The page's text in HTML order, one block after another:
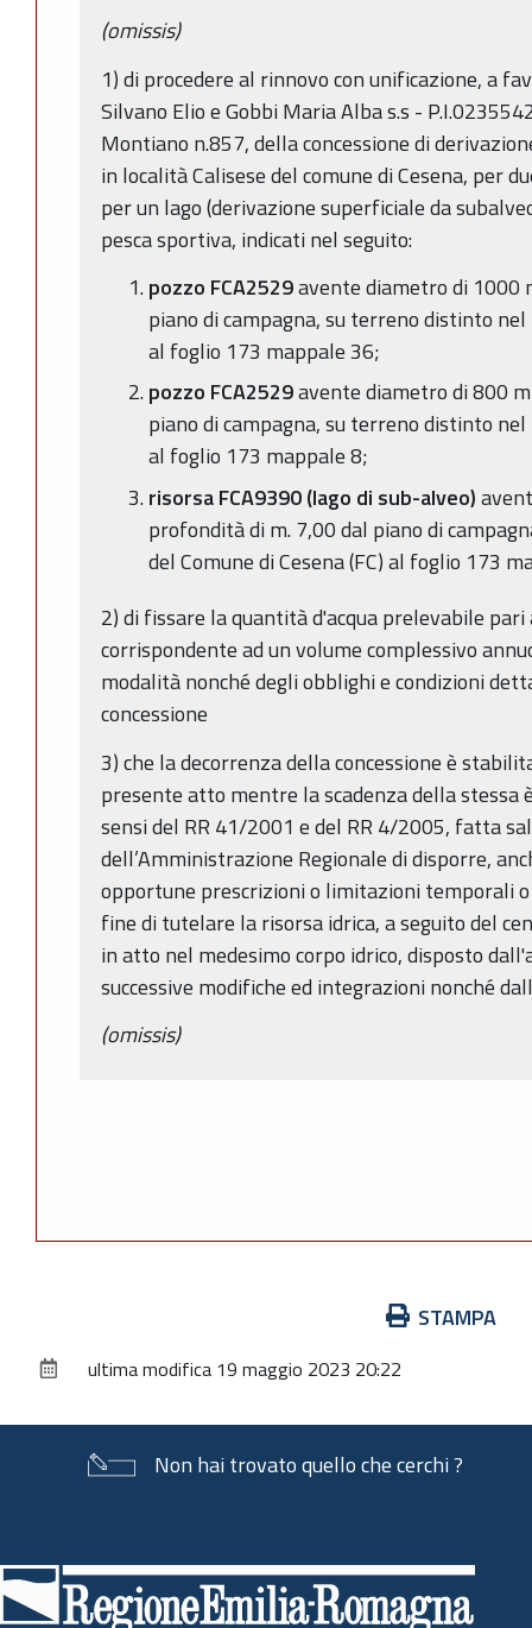
(omissis)
1) di procedere al rinnovo con unificazione, a
Silvano Elio e Gobbi Maria Alba s.s -
Montiano n.857, della concessione di
in località Calisese del comune di Cesena, per
per un lago (derivazione superficiale da
pesca sportiva, indicati nel seguito:
pozzo FCA2529avente diametro di 1000
piano di campagna, su terreno distinto nel
al foglio 173 mappale 36;
pozzo FCA2529avente diametro di 800
piano di campagna, su terreno distinto nel
al foglio 173 mappale 8;
risorsa FCA9390 (lago di sub-alveo)
profondità di m. 7,00 dal piano di
del Comune di Cesena (FC) al foglio 173
2) di fissare la quantità d'acqua prelevabile
corrispondente ad un volume complessivo
modalità nonché degli obblighi e condizioni
concessione
3) che la decorrenza della concessione è
presente atto mentre la scadenza della
sensi del RR 41/2001 e del RR 4/2005, fatta
dell’Amministrazione Regionale di disporre,
opportune prescrizioni o limitazioni temporali
fine di tutelare la risorsa idrica, a seguito del
in atto nel medesimo corpo idrico, disposto
successive modifiche ed integrazioni nonché
(omissis)
documento
STAMPA
ultima modifica 19 maggio 2023 20:22
Non hai trovato quello che cerchi ?
di
pagina